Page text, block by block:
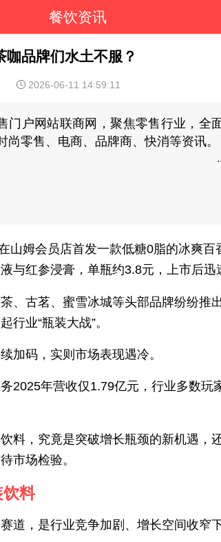
餐饮资讯
咖品牌们水土不服？
2026-06-11 14:59:11
门户网站联商网，聚焦零售行业，全
尚零售、电商、品牌商、快消等资讯。
山姆会员店首发一款低糖0脂的冰爽百
与红参浸膏，单瓶约3.8元，上市后迅
、古茗、蜜雪冰城等头部品牌纷纷推
行业“瓶装大战”。
加码，实则市场表现遇冷。
2025年营收仅1.79亿元，行业多数玩
料，究竟是突破增长瓶颈的新机遇，
市场检验。
饮料
道，是行业竞争加剧、增长空间收窄